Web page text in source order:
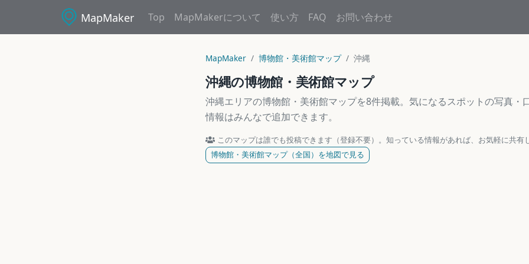
MapMaker Top MapMakerについて 使い方 FAQ お問い合わせ
MapMaker 博物館・美術館マップ 沖縄
沖縄の博物館・美術館マップ
沖縄エリアの博物館・美術館マップを8件掲載。気になるスポットの写真・
情報はみんなで追加できます。
このマップは誰でも投稿できます（登録不要）。知っている情報があれば、お気軽に共有
博物館・美術館マップ（全国）を地図で見る